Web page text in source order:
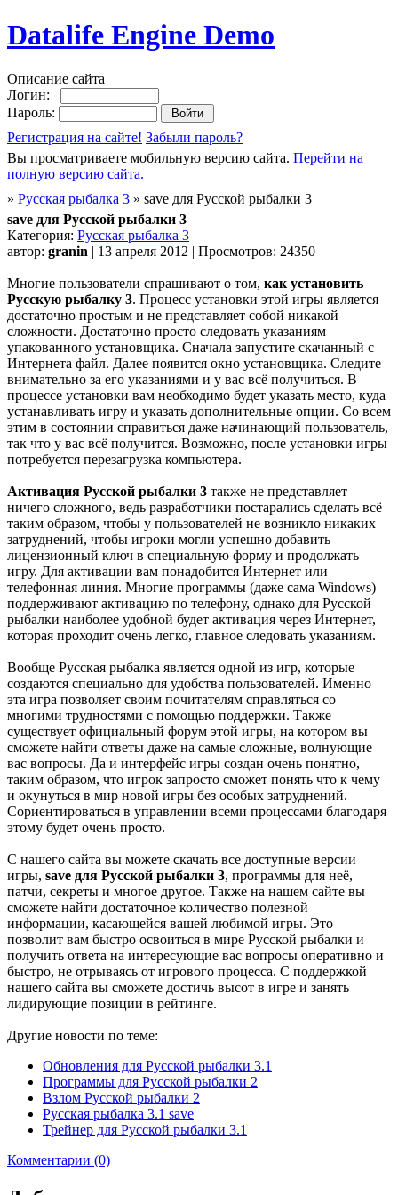
Datalife Engine Demo
Описание сайта
Логин:
Пароль:
Регистрация на сайте! Забыли пароль?
Вы просматриваете мобильную версию сайта. Перейти на
полную версию сайта.
» Русская рыбалка 3 » save для Русской рыбалки 3
save для Русской рыбалки 3
Категория: Русская рыбалка 3
автор: granin | 13 апреля 2012 | Просмотров: 24350
Многие пользователи спрашивают о том, как установить
Русскую рыбалку 3. Процесс установки этой игры является
достаточно простым и не представляет собой никакой
сложности. Достаточно просто следовать указаниям
упакованного установщика. Сначала запустите скачанный с
Интернета файл. Далее появится окно установщика. Следите
внимательно за его указаниями и у вас всё получиться. В
процессе установки вам необходимо будет указать место, куда
устанавливать игру и указать дополнительные опции. Со всем
этим в состоянии справиться даже начинающий пользователь,
так что у вас всё получится. Возможно, после установки игры
потребуется перезагрузка компьютера.
Активация Русской рыбалки 3 также не представляет
ничего сложного, ведь разработчики постарались сделать всё
таким образом, чтобы у пользователей не возникло никаких
затруднений, чтобы игроки могли успешно добавить
лицензионный ключ в специальную форму и продолжать
игру. Для активации вам понадобится Интернет или
телефонная линия. Многие программы (даже сама Windows)
поддерживают активацию по телефону, однако для Русской
рыбалки наиболее удобной будет активация через Интернет,
которая проходит очень легко, главное следовать указаниям.
Вообще Русская рыбалка является одной из игр, которые
создаются специально для удобства пользователей. Именно
эта игра позволяет своим почитателям справляться со
многими трудностями с помощью поддержки. Также
существует официальный форум этой игры, на котором вы
сможете найти ответы даже на самые сложные, волнующие
вас вопросы. Да и интерфейс игры создан очень понятно,
таким образом, что игрок запросто сможет понять что к чему
и окунуться в мир новой игры без особых затруднений.
Сориентироваться в управлении всеми процессами благодаря
этому будет очень просто.
С нашего сайта вы можете скачать все доступные версии
игры, save для Русской рыбалки 3, программы для неё,
патчи, секреты и многое другое. Также на нашем сайте вы
сможете найти достаточное количество полезной
информации, касающейся вашей любимой игры. Это
позволит вам быстро освоиться в мире Русской рыбалки и
получить ответа на интересующие вас вопросы оперативно и
быстро, не отрываясь от игрового процесса. С поддержкой
нашего сайта вы сможете достичь высот в игре и занять
лидирующие позиции в рейтинге.
Другие новости по теме:
Обновления для Русской рыбалки 3.1
Программы для Русской рыбалки 2
Взлом Русской рыбалки 2
Русская рыбалка 3.1 save
Трейнер для Русской рыбалки 3.1
Комментарии (0)